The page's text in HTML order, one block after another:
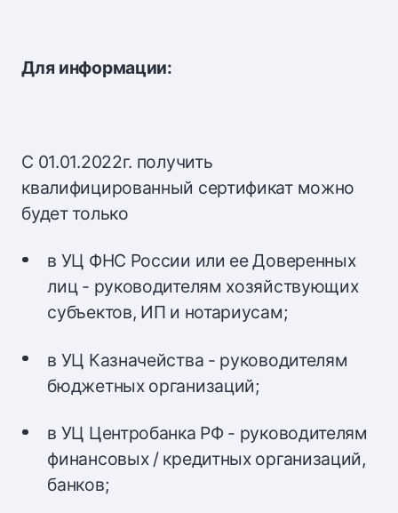
Для информации:
С 01.01.2022г. получить
квалифицированный сертификат можно
будет только
в УЦ ФНС России или ее Доверенных
лиц - руководителям хозяйствующих
субъектов, ИП и нотариусам;
в УЦ Казначейства - руководителям
бюджетных организаций;
в УЦ Центробанка РФ - руководителям
финансовых / кредитных организаций,
банков;